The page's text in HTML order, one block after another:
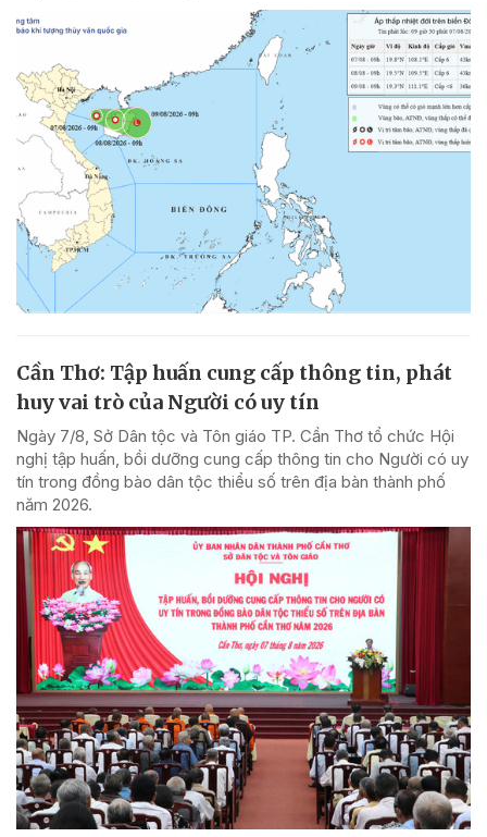
Cần Thơ: Tập huấn cung cấp thông tin, phát
huy vai trò của Người có uy tín
Ngày 7/8, Sở Dân tộc và Tôn giáo TP. Cần Thơ tổ chức Hội
nghị tập huấn, bồi dưỡng cung cấp thông tin cho Người có uy
tín trong đồng bào dân tộc thiểu số trên địa bàn thành phố
năm 2026.